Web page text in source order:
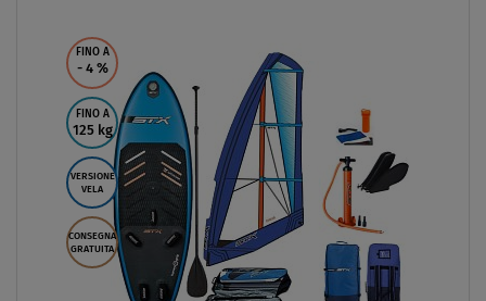
FINO A
- 4 %
FINO A
125 kg
VERSIONE
VELA
CONSEGNA
GRATUITA